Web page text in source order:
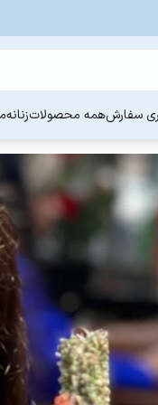
سفارشهمه محصولاتزنانه